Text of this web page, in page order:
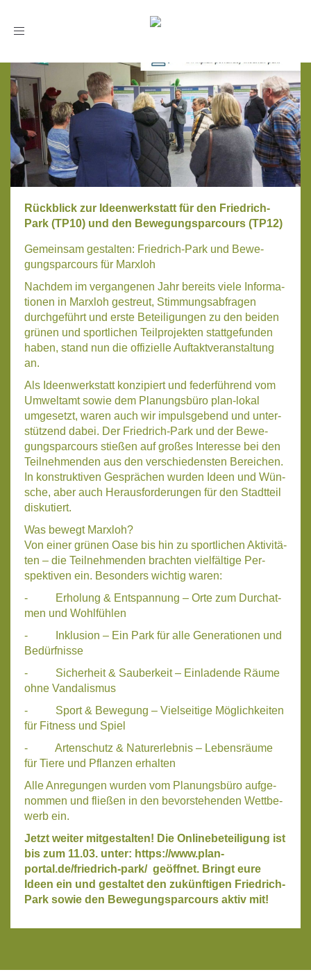
Toggle
Rückblick zur Ideenwerkstatt für den Friedrich-
Park (TP10) und den Bewegungsparcours (TP12)
Gemein­sam gestal­ten: Fried­rich-Park und Bewe­
gungs­par­cours für Marx­loh
Nach­dem im ver­gan­ge­nen Jahr bereits vie­le Infor­ma­
tio­nen in Marx­loh gestreut, Stim­mungs­ab­fra­gen
durch­ge­führt und ers­te Betei­li­gun­gen zu den bei­den
grü­nen und sport­li­chen Teil­pro­jek­ten statt­ge­fun­den
haben, stand nun die offi­zi­el­le Auf­takt­ver­an­stal­tung
an.
Als Ideen­werk­statt kon­zi­piert und feder­füh­rend vom
Umwelt­amt sowie dem Pla­nungs­bü­ro plan-lokal
umge­setzt, waren auch wir impuls­ge­bend und unter­
stüt­zend dabei. Der Fried­rich-Park und der Bewe­
gungs­par­cours stie­ßen auf gro­ßes Inter­es­se bei den
Teil­neh­men­den aus den ver­schie­dens­ten Berei­chen.
In kon­struk­ti­ven Gesprä­chen wur­den Ideen und Wün­
sche, aber auch Her­aus­for­de­run­gen für den Stadt­teil
dis­ku­tiert.
Was bewegt Marx­loh?
Von einer grü­nen Oase bis hin zu sport­li­chen Akti­vi­tä­
ten – die Teil­neh­men­den brach­ten viel­fäl­ti­ge Per­
spek­ti­ven ein. Beson­ders wich­tig waren:
- Erho­lung & Ent­span­nung – Orte zum Durch­at­
men und Wohl­füh­len
- Inklu­si­on – Ein Park für alle Gene­ra­tio­nen und
Bedürf­nis­se
- Sicher­heit & Sau­ber­keit – Ein­la­den­de Räu­me
ohne Van­da­lis­mus
- Sport & Bewe­gung – Viel­sei­ti­ge Mög­lich­kei­ten
für Fit­ness und Spiel
- Arten­schutz & Natur­er­leb­nis – Lebens­räu­me
für Tie­re und Pflan­zen erhal­ten
Alle Anre­gun­gen wur­den vom Pla­nungs­bü­ro auf­ge­
nom­men und flie­ßen in den bevor­ste­hen­den Wett­be­
werb ein.
Jetzt wei­ter mit­ge­stal­ten! Die Online­be­tei­li­gung ist
bis zum 11.03. unter: https://www.plan-
portal.de/friedrich-park/ geöff­net. Bringt eure
Ideen ein und gestal­tet den zukünf­ti­gen Fried­rich-
Park sowie den Bewe­gungs­par­cours aktiv mit!